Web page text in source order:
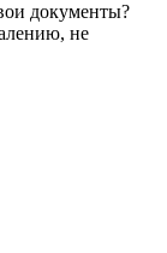
документы?
не